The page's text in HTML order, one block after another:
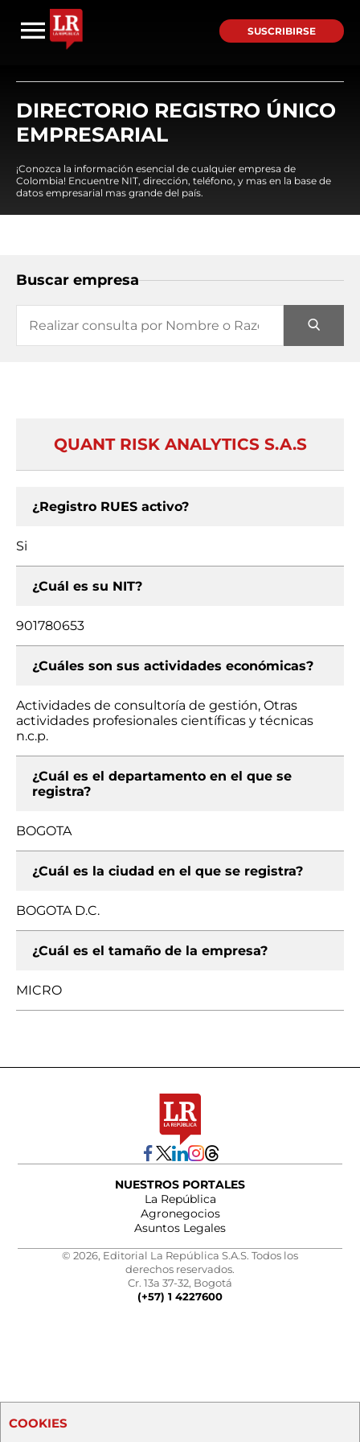
SUSCRIBIRSE
DIRECTORIO REGISTRO ÚNICO
EMPRESARIAL
¡Conozca la información esencial de cualquier empresa de
Colombia! Encuentre NIT, dirección, teléfono, y mas en la base de
datos empresarial mas grande del país.
Buscar empresa
QUANT RISK ANALYTICS S.A.S
¿Registro RUES activo?
Si
¿Cuál es su NIT?
901780653
¿Cuáles son sus actividades económicas?
Actividades de consultoría de gestión, Otras
actividades profesionales científicas y técnicas
n.c.p.
¿Cuál es el departamento en el que se
registra?
BOGOTA
¿Cuál es la ciudad en el que se registra?
BOGOTA D.C.
¿Cuál es el tamaño de la empresa?
MICRO
NUESTROS PORTALES
La República
Agronegocios
Asuntos Legales
© 2026, Editorial La República S.A.S. Todos los
derechos reservados.
Cr. 13a 37-32, Bogotá
(+57) 1 4227600
COOKIES